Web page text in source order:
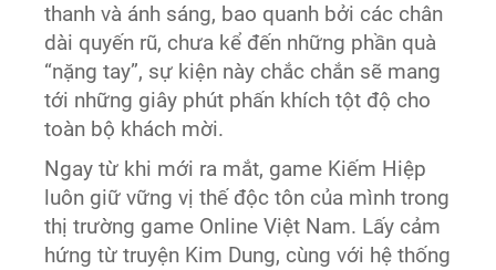
thanh và ánh sáng, bao quanh bởi các chân
dài quyến rũ, chưa kể đến những phần quà
“nặng tay”, sự kiện này chắc chắn sẽ mang
tới những giây phút phấn khích tột độ cho
toàn bộ khách mời.
Ngay từ khi mới ra mắt, game Kiếm Hiệp
luôn giữ vững vị thế độc tôn của mình trong
thị trường game Online Việt Nam. Lấy cảm
hứng từ truyện Kim Dung, cùng với hệ thống